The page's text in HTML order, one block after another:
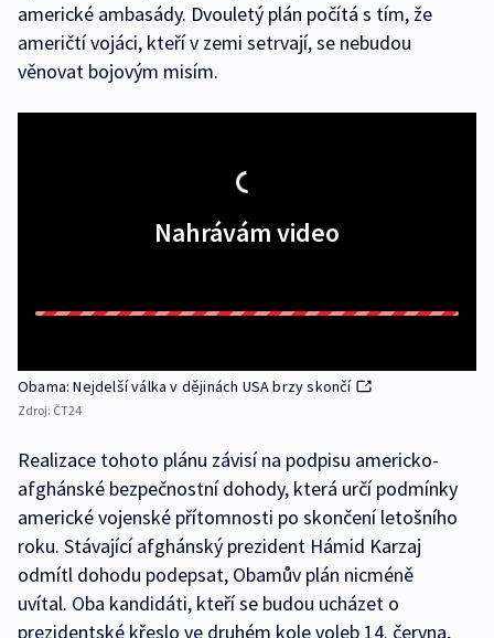
americké ambasády. Dvouletý plán počítá s tím, že
američtí vojáci, kteří v zemi setrvají, se nebudou
věnovat bojovým misím.
Nahrávám video
Obama: Nejdelší válka v dějinách USA brzy skončí
Zdroj: ČT24
Realizace tohoto plánu závisí na podpisu americko-
afghánské bezpečnostní dohody, která určí podmínky
americké vojenské přítomnosti po skončení letošního
roku. Stávající afghánský prezident Hámid Karzaj
odmítl dohodu podepsat, Obamův plán nicméně
uvítal. Oba kandidáti, kteří se budou ucházet o
prezidentské křeslo ve druhém kole voleb 14. června,